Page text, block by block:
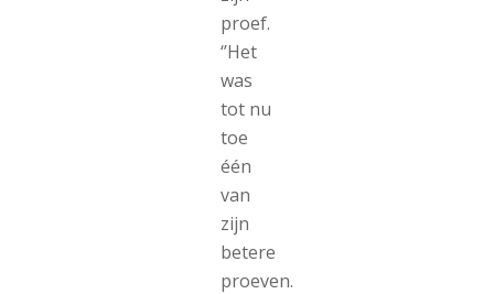
proef.
‘’Het
was
tot nu
toe
één
van
zijn
betere
proeven.